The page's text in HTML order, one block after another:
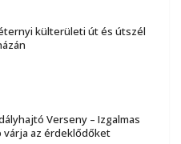
külterületi út és útszél
Verseny – Izgalmas
várja az érdeklődőket